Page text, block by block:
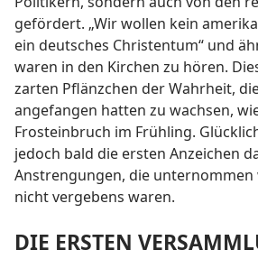
gefördert. „Wir wollen kein
ein deutsches Christentum“ und
waren in den Kirchen zu hören.
zarten Pflänzchen der Wahrheit,
angefangen hatten zu wachsen,
Frosteinbruch im Frühling.
jedoch bald die ersten Anzeichen
Anstrengungen, die
nicht vergebens waren.
DIE ERSTEN